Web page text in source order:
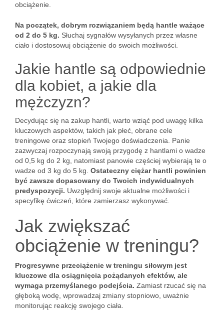
obciążenie.
Na początek, dobrym rozwiązaniem będą hantle ważące
od 2 do 5 kg. Słuchaj sygnałów wysyłanych przez własne
ciało i dostosowuj obciążenie do swoich możliwości.
Jakie hantle są odpowiednie
dla kobiet, a jakie dla
mężczyzn?
Decydując się na zakup hantli, warto wziąć pod uwagę kilka
kluczowych aspektów, takich jak płeć, obrane cele
treningowe oraz stopień Twojego doświadczenia. Panie
zazwyczaj rozpoczynają swoją przygodę z hantlami o wadze
od 0,5 kg do 2 kg, natomiast panowie częściej wybierają te o
wadze od 3 kg do 5 kg. Ostateczny ciężar hantli powinien
być zawsze dopasowany do Twoich indywidualnych
predyspozycji. Uwzględnij swoje aktualne możliwości i
specyfikę ćwiczeń, które zamierzasz wykonywać.
Jak zwiększać
obciążenie w treningu?
Progresywne przeciążenie w treningu siłowym jest
kluczowe dla osiągnięcia pożądanych efektów, ale
wymaga przemyślanego podejścia. Zamiast rzucać się na
głęboką wodę, wprowadzaj zmiany stopniowo, uważnie
monitorując reakcję swojego ciała.